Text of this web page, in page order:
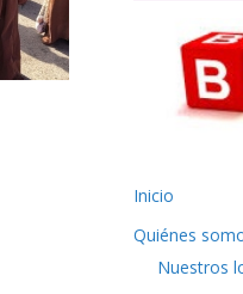
Inicio
Quiénes
Nuestros